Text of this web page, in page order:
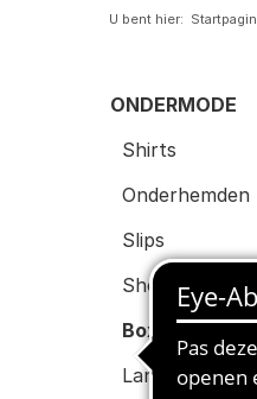
U bent hier
ONDERMODE
Shirts
Onderhemden
Slips
Shorts
Boxershorts
Lange